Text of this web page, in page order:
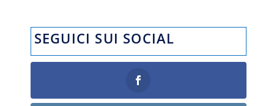
SEGUICI SUI SOCIAL